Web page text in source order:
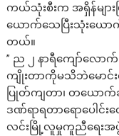
ကယ်သုံးစီးက အရှိန်များ
ယောက်သေပြီးသုံး​ယေ
တယ်။
” ည ၂ နာရီကျော်လေ
ကျိုးတာကိုမသိဘဲမောင်းရ
ပြုတ်ကျတာ၊ တယော
ဒဏ်ရာရတာရောပေါင်း
လင်းမြို့လူမှုကူညီရေးအ